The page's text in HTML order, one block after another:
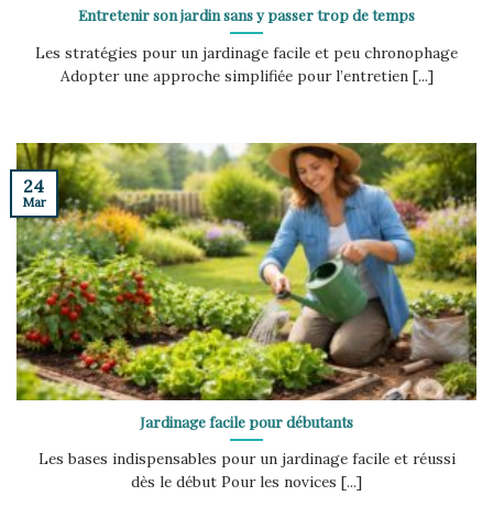
Entretenir son jardin sans y passer trop de temps
Les stratégies pour un jardinage facile et peu chronophage
Adopter une approche simplifiée pour l’entretien [...]
Jardinage facile pour débutants
Les bases indispensables pour un jardinage facile et réussi
dès le début Pour les novices [...]
24
Mar